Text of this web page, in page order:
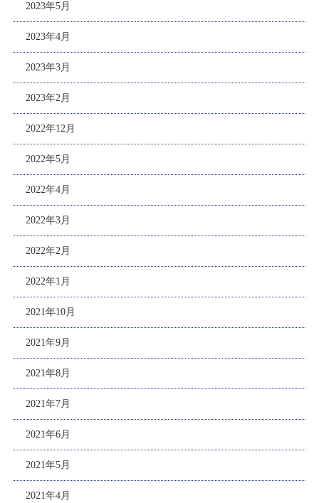
2023年5月
2023年4月
2023年3月
2023年2月
2022年12月
2022年5月
2022年4月
2022年3月
2022年2月
2022年1月
2021年10月
2021年9月
2021年8月
2021年7月
2021年6月
2021年5月
2021年4月